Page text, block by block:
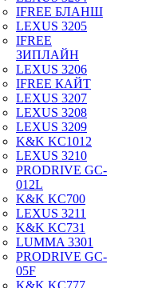
IFREE БЛАНШ
LEXUS 3205
IFREE
ЗИПЛАЙН
LEXUS 3206
IFREE КАЙТ
LEXUS 3207
LEXUS 3208
LEXUS 3209
K&K KC1012
LEXUS 3210
PRODRIVE GC-
012L
K&K KC700
LEXUS 3211
K&K KC731
LUMMA 3301
PRODRIVE GC-
05F
K&K KC777